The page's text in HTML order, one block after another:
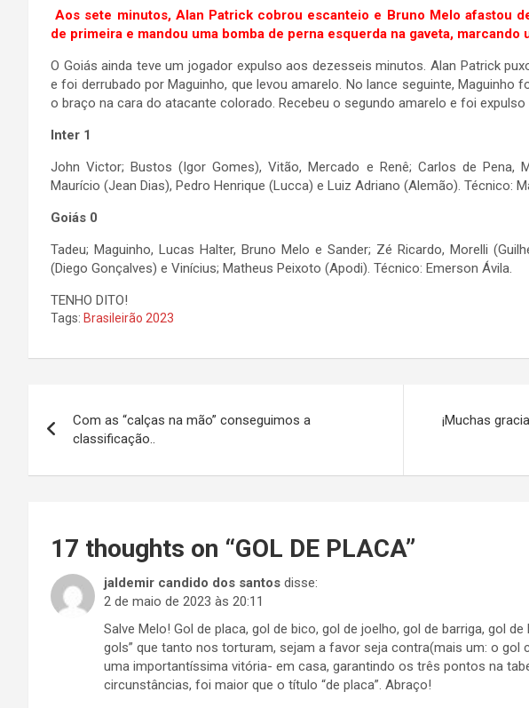
Aos sete minutos, Alan Patrick cobrou escanteio e Bruno Melo afastou
de primeira e mandou uma bomba de perna esquerda na gaveta, marcando
O Goiás ainda teve um jogador expulso aos dezesseis minutos. Alan Patrick
e foi derrubado por Maguinho, que levou amarelo. No lance seguinte, Maguinho
o braço na cara do atacante colorado. Recebeu o segundo amarelo e foi expulso
Inter 1
John Victor; Bustos (Igor Gomes), Vitão, Mercado e Renê; Carlos de Pena,
Maurício (Jean Dias), Pedro Henrique (Lucca) e Luiz Adriano (Alemão). Técnico:
Goiás 0
Tadeu; Maguinho, Lucas Halter, Bruno Melo e Sander; Zé Ricardo, Morelli
(Diego Gonçalves) e Vinícius; Matheus Peixoto (Apodi). Técnico: Emerson Ávila.
TENHO DITO!
Tags: Brasileirão 2023
de
Post
Com as “calças na mão” conseguimos a
classificação..
¡Muchas
17 thoughts on “GOL DE PLACA”
jaldemir candido dos santos disse:
2 de maio de 2023 às 20:11
Salve Melo! Gol de placa, gol de bico, gol de joelho, gol de barriga, gol
gols” que tanto nos torturam, sejam a favor seja contra(mais um: o gol
uma importantíssima vitória- em casa, garantindo os três pontos na
circunstâncias, foi maior que o título “de placa”. Abraço!